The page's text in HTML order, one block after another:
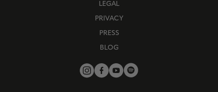
LEGAL
PRIVACY
PRESS
BLOG